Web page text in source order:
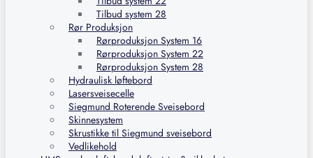
Tilbud system 28
Rør Produksjon
Rørproduksjon System 16
Rørproduksjon System 22
Rørproduksjon System 28
Hydraulisk løftebord
Lasersveisecelle
Siegmund Roterende Sveisebord
Skinnesystem
Skrustikke til Siegmund sveisebord
Vedlikehold